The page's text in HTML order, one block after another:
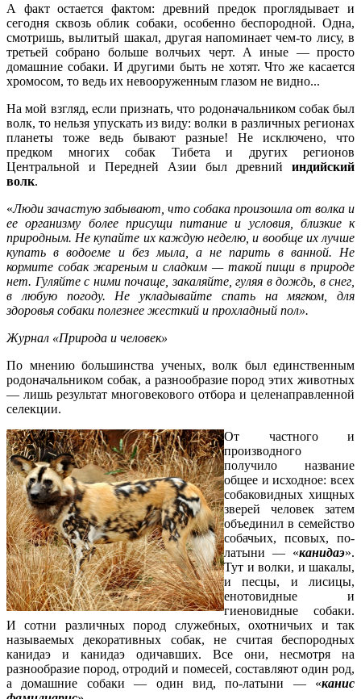
А факт остается фактом: древний предок проглядывает и
сегодня сквозь облик собаки, особенно беспородной. Одна,
смотришь, вылитый шакал, другая напоминает чем-то лису, в
третьей собрано больше волчьих черт. А иные — просто
домашние собаки. И другими быть не хотят. Что же касается
хромосом, то ведь их невооруженным глазом не видно...
На мой взгляд, если признать, что родоначальником собак был
волк, то нельзя упускать из виду: волки в различных регионах
планеты тоже ведь бывают разные! Не исключено, что
предком многих собак Тибета и других регионов
Центральной и Передней Азии был древний индийский
волк.
«Люди зачастую забывают, что собака произошла от волка и
ее организму более присущи питание и условия, близкие к
природным. Не купайте их каждую неделю, и вообще их лучше
купать в водоеме и без мыла, а не парить в ванной. Не
кормите собак жареным и сладким — такой пищи в природе
нет. Гуляйте с ними почаще, закаляйте, гуляя в дождь, в снег,
в любую погоду. Не укладывайте спать на мягком, для
здоровья собаки полезнее жесткий и прохладный пол».
Журнал «Природа и человек»
По мнению большинства ученых, волк был единственным
родоначальником собак, а разнообразие пород этих животных
— лишь результат многовекового отбора и целенаправленной
селекции.
От частного и
производного
получило название
общее и исходное: всех
собаковидных хищных
зверей человек затем
объединил в семейство
собачьих, псовых, по-
латыни — «канидаэ».
Тут и волки, и шакалы,
и песцы, и лисицы,
енотовидные и
гиеновидные собаки.
И сотни различных пород служебных, охотничьих и так
называемых декоративных собак, не считая беспородных
канидаэ и канидаэ одичавших. Все они, несмотря на
разнообразие пород, отродий и помесей, составляют один род,
а домашние собаки — один вид, по-латыни — «канис